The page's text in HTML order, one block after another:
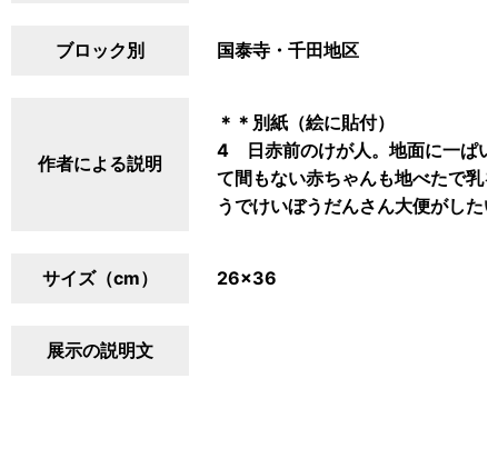
ブロック別 国泰寺・千田地区
作者による説明
＊＊別紙（絵に貼付）
4 日赤前のけが人。地面に一ぱ
て間もない赤ちゃんも地べたで乳
うでけいぼうだんさん大便がした
サイズ（cm） 26×36
展示の説明文